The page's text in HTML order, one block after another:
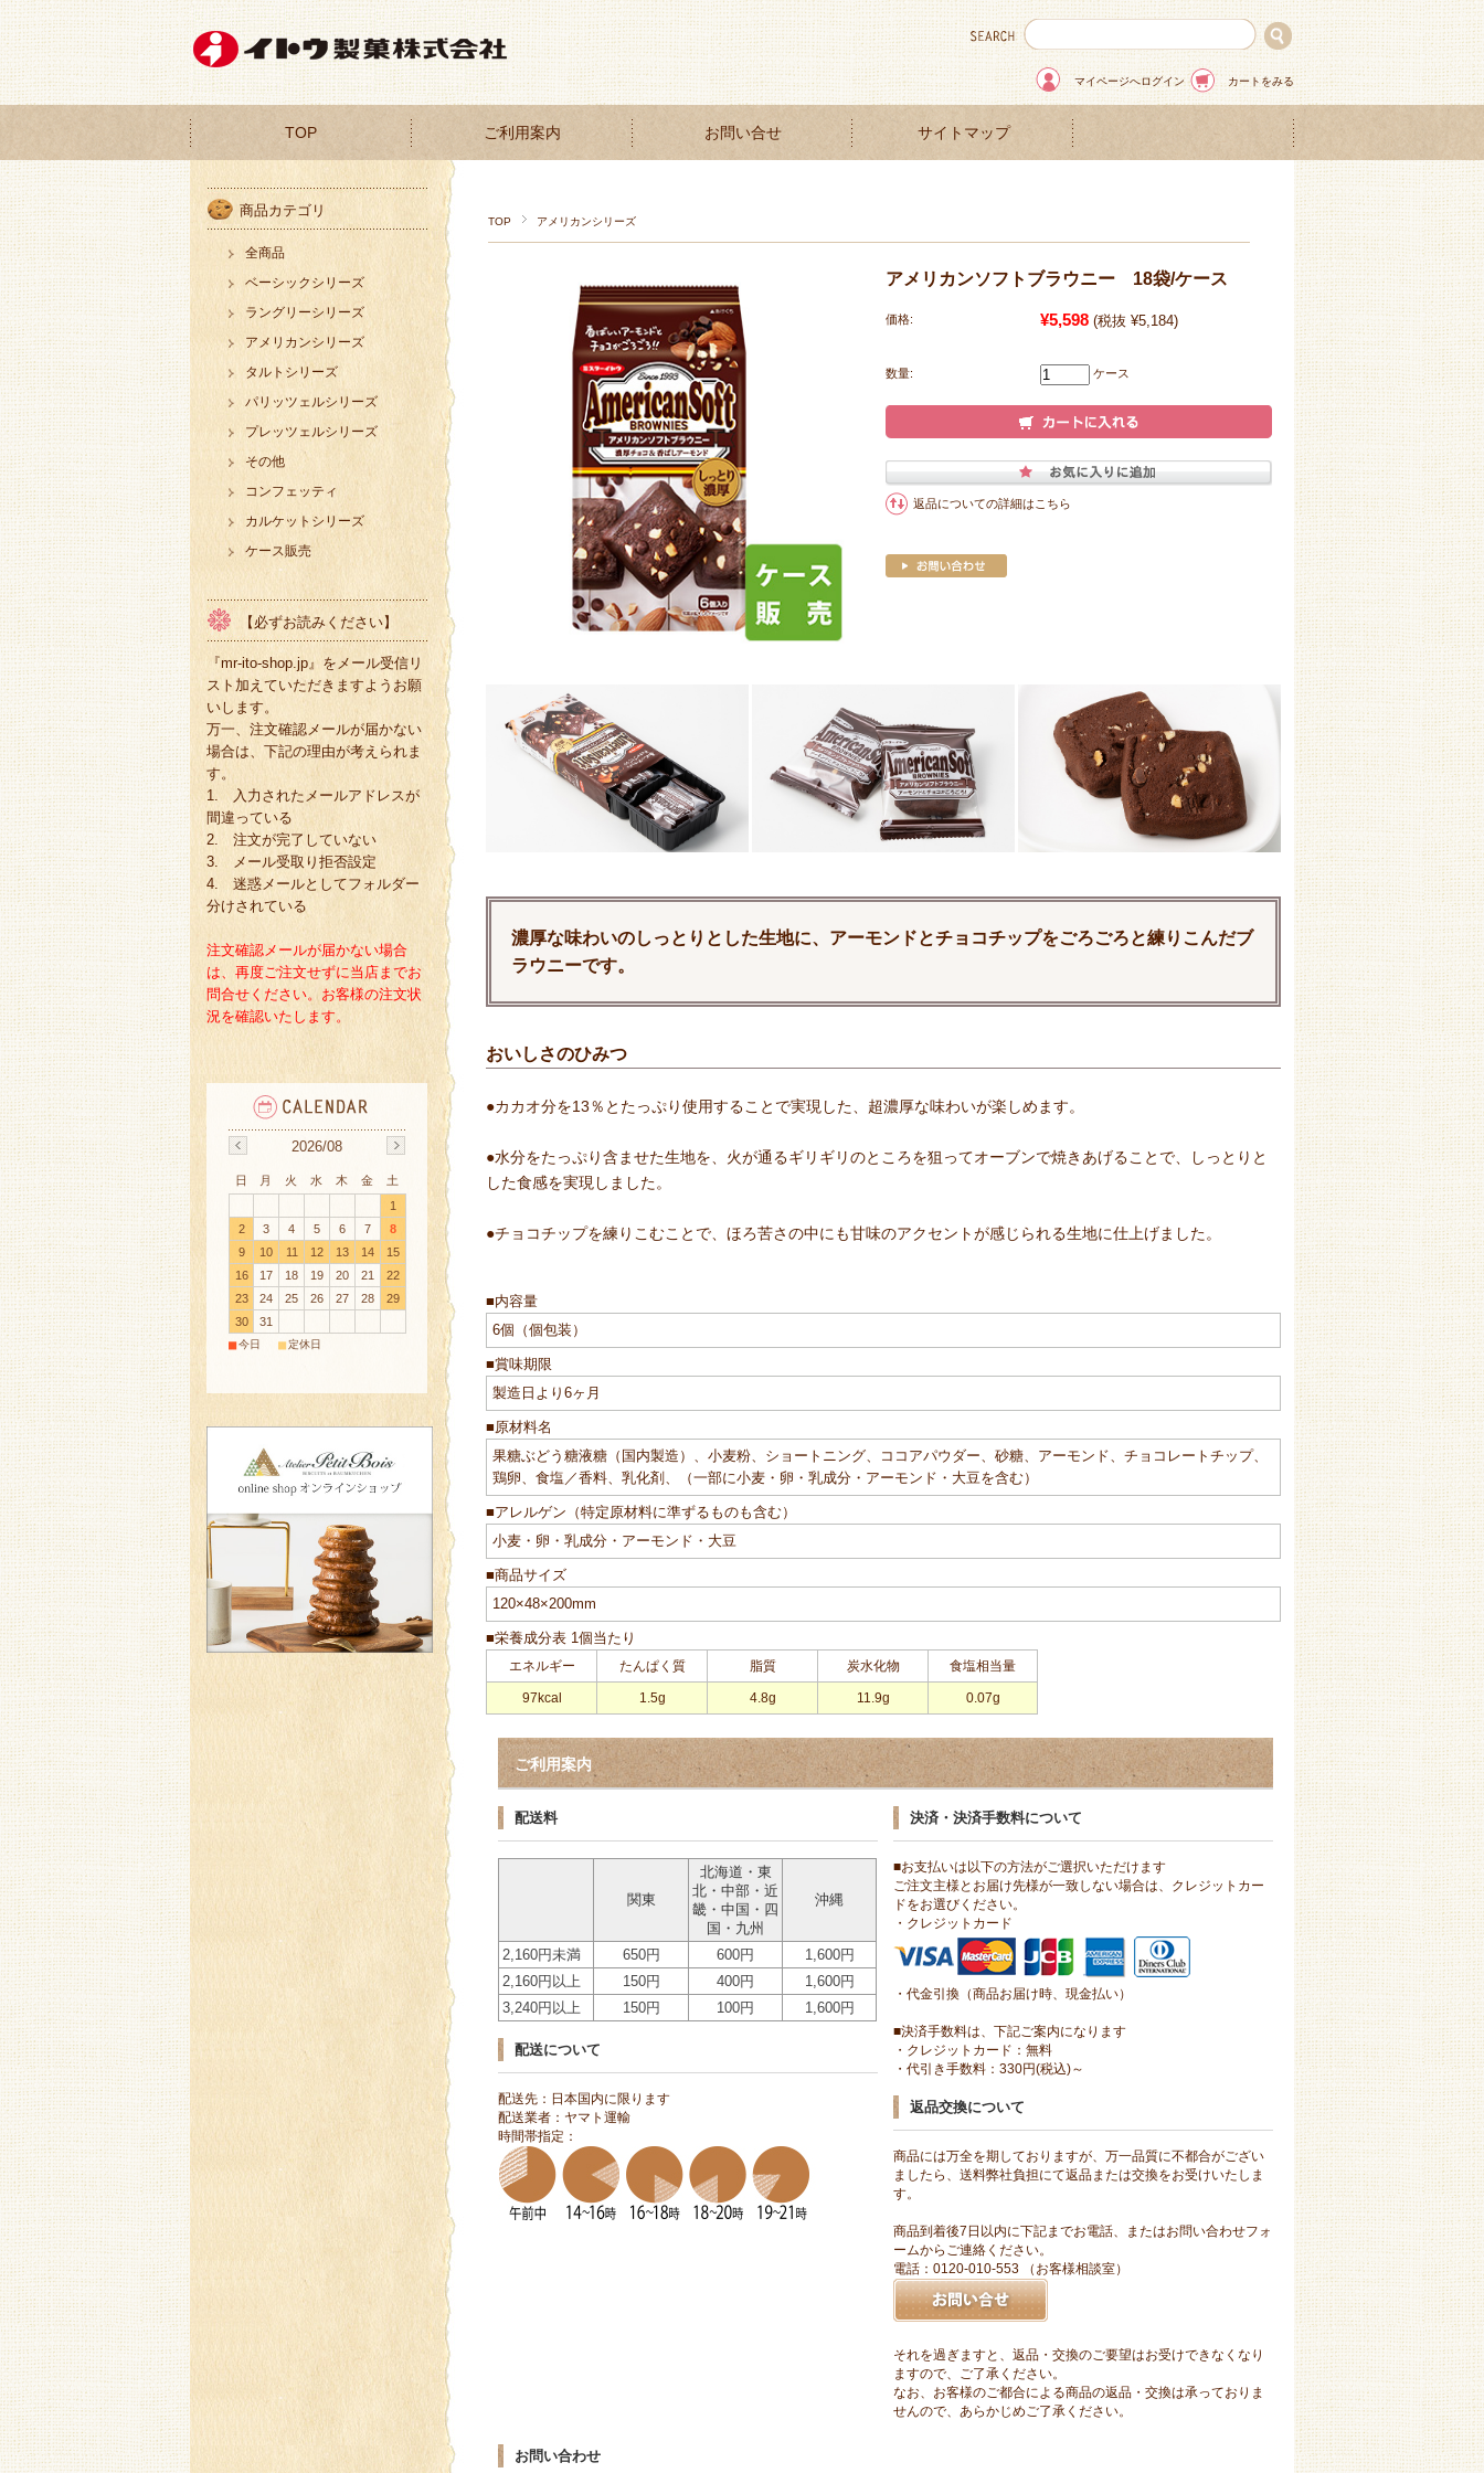
マイページへログイン カートをみる
TOP ご利用案内 お問い合せ サイトマップ
TOP アメリカンシリーズ
アメリカンソフトブラウニー 18袋/ケース
価格: ¥5,598 (税抜 ¥5,184)
数量: ケース
返品についての詳細はこちら
濃厚な味わいのしっとりとした生地に、アーモンドとチョコチップをごろごろと練りこんだブ
ラウニーです。
おいしさのひみつ
●カカオ分を13％とたっぷり使用することで実現した、超濃厚な味わいが楽しめます。
●水分をたっぷり含ませた生地を、火が通るギリギリのところを狙ってオーブンで焼きあげることで、しっとりと
した食感を実現しました。
●チョコチップを練りこむことで、ほろ苦さの中にも甘味のアクセントが感じられる生地に仕上げました。
■内容量
6個（個包装）
■賞味期限
製造日より6ヶ月
■原材料名
果糖ぶどう糖液糖（国内製造）、小麦粉、ショートニング、ココアパウダー、砂糖、アーモンド、チョコレートチップ、
鶏卵、食塩／香料、乳化剤、（一部に小麦・卵・乳成分・アーモンド・大豆を含む）
■アレルゲン（特定原材料に準ずるものも含む）
小麦・卵・乳成分・アーモンド・大豆
■商品サイズ
120×48×200mm
■栄養成分表 1個当たり
エネルギー たんぱく質 脂質 炭水化物 食塩相当量
97kcal 1.5g 4.8g 11.9g 0.07g
ご利用案内
配送料
関東
北海道・東
北・中部・近
畿・中国・四
国・九州
沖縄
2,160円未満 650円 600円
1,600円
2,160円以上
150円 400円
1,600円
3,240円以上
150円 100円 1,600円
配送について
配送先：日本国内に限ります
配送業者：ヤマト運輸
時間帯指定：
決済・決済手数料について
■お支払いは以下の方法がご選択いただけます
ご注文主様とお届け先様が一致しない場合は、クレジットカー
ドをお選びください。
・クレジットカード
・代金引換（商品お届け時、現金払い）
■決済手数料は、下記ご案内になります
・クレジットカード：無料
・代引き手数料：330円(税込)～
返品交換について
商品には万全を期しておりますが、万一品質に不都合がござい
ましたら、送料弊社負担にて返品または交換をお受けいたしま
す。
商品到着後7日以内に下記までお電話、またはお問い合わせフォ
ームからご連絡ください。
電話：0120-010-553 （お客様相談室）
それを過ぎますと、返品・交換のご要望はお受けできなくなり
ますので、ご了承ください。
なお、お客様のご都合による商品の返品・交換は承っておりま
せんので、あらかじめご了承ください。
お問い合わせ
商品カテゴリ
全商品
ベーシックシリーズ
ラングリーシリーズ
アメリカンシリーズ
タルトシリーズ
パリッツェルシリーズ
プレッツェルシリーズ
その他
コンフェッティ
カルケットシリーズ
ケース販売
【必ずお読みください】
『mr-ito-shop.jp』をメール受信リ
スト加えていただきますようお願
いします。
万一、注文確認メールが届かない
場合は、下記の理由が考えられま
す。
1. 入力されたメールアドレスが
間違っている
2. 注文が完了していない
3. メール受取り拒否設定
4. 迷惑メールとしてフォルダー
分けされている
注文確認メールが届かない場合
は、再度ご注文せずに当店までお
問合せください。 お客様の注文状
況を確認いたします。
2026/08
日 月 火 水 木 金
土
1
2
3 4 5 6 7
8
9
10 11 12 13 14
15
16
17 18 19 20 21
22
23
24 25 26 27 28
29
30
31
■今日 ■定休日